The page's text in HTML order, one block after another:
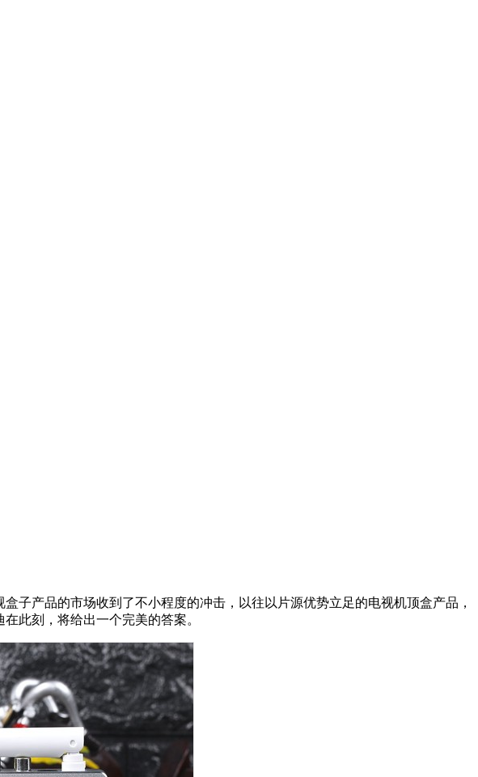
产品的市场收到了不小程度的冲击，以往以片源优势立足的电视机顶盒产品，
此刻，将给出一个完美的答案。